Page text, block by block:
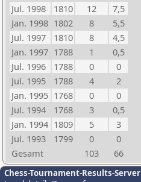
Jul. 1998
1810 12
7,5
Jan. 1998 1802 8
5,5
Jul. 1997
1810 8
4,5
Jan. 1997 1788 1
0,5
Jul. 1996
1788 0
0
Jul. 1995
1788 4
2
Jan. 1995 1768 0
0
Jul. 1994
1768 3
0,5
Jan. 1994 1809 5
3
Jul. 1993
1799 0
0
Gesamt
103 66
Chess-Tournament-Results-Server